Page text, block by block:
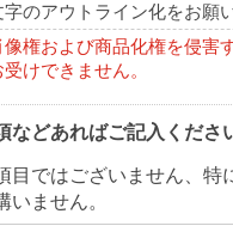
のアウトライン化をお願
権および商品化権を侵害
けできません。
などあればご記入くださ
目ではございません、特
いません。